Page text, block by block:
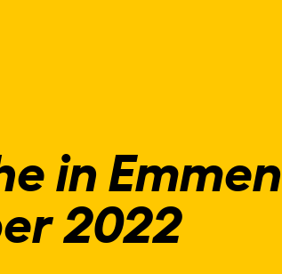
in Emmen
2022